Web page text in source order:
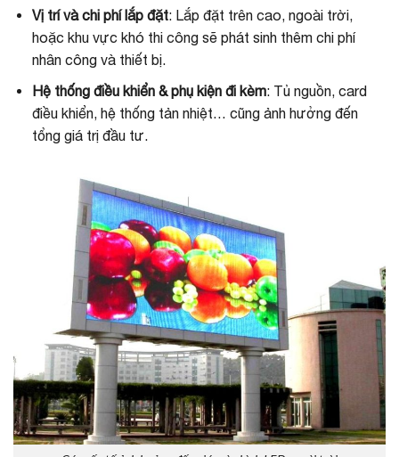
Vị trí và chi phí lắp đặt: Lắp đặt trên cao, ngoài trời,
hoặc khu vực khó thi công sẽ phát sinh thêm chi phí
nhân công và thiết bị.
Hệ thống điều khiển & phụ kiện đi kèm: Tủ nguồn, card
điều khiển, hệ thống tản nhiệt… cũng ảnh hưởng đến
tổng giá trị đầu tư.